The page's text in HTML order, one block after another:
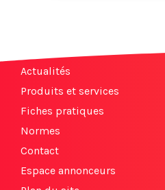
Actualités
Produits et services
Fiches pratiques
Normes
Contact
Espace annonceurs